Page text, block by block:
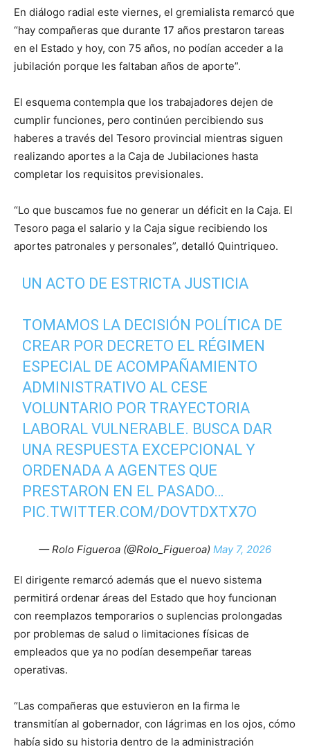
En diálogo radial este viernes, el gremialista remarcó que
“hay compañeras que durante 17 años prestaron tareas
en el Estado y hoy, con 75 años, no podían acceder a la
jubilación porque les faltaban años de aporte”.
El esquema contempla que los trabajadores dejen de
cumplir funciones, pero continúen percibiendo sus
haberes a través del Tesoro provincial mientras siguen
realizando aportes a la Caja de Jubilaciones hasta
completar los requisitos previsionales.
“Lo que buscamos fue no generar un déficit en la Caja. El
Tesoro paga el salario y la Caja sigue recibiendo los
aportes patronales y personales”, detalló Quintriqueo.
UN ACTO DE ESTRICTA JUSTICIA
TOMAMOS LA DECISIÓN POLÍTICA DE
CREAR POR DECRETO EL RÉGIMEN
ESPECIAL DE ACOMPAÑAMIENTO
ADMINISTRATIVO AL CESE
VOLUNTARIO POR TRAYECTORIA
LABORAL VULNERABLE. BUSCA DAR
UNA RESPUESTA EXCEPCIONAL Y
ORDENADA A AGENTES QUE
PRESTARON EN EL PASADO…
PIC.TWITTER.COM/DOVTDXTX7O
— Rolo Figueroa (@Rolo_Figueroa) May 7, 2026
El dirigente remarcó además que el nuevo sistema
permitirá ordenar áreas del Estado que hoy funcionan
con reemplazos temporarios o suplencias prolongadas
por problemas de salud o limitaciones físicas de
empleados que ya no podían desempeñar tareas
operativas.
“Las compañeras que estuvieron en la firma le
transmitían al gobernador, con lágrimas en los ojos, cómo
había sido su historia dentro de la administración